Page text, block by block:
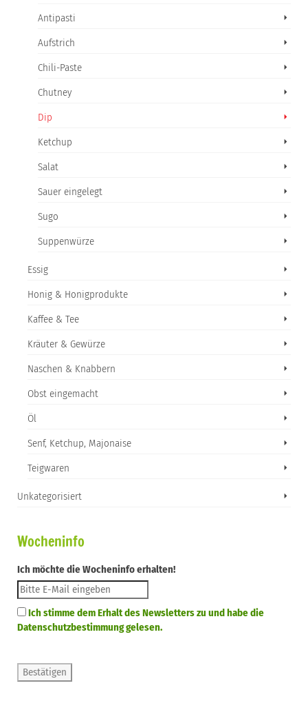
Antipasti
Aufstrich
Chili-Paste
Chutney
Dip
Ketchup
Salat
Sauer eingelegt
Sugo
Suppenwürze
Essig
Honig & Honigprodukte
Kaffee & Tee
Kräuter & Gewürze
Naschen & Knabbern
Obst eingemacht
Öl
Senf, Ketchup, Majonaise
Teigwaren
Unkategorisiert
Wocheninfo
Ich möchte die Wocheninfo erhalten!
Ich stimme dem Erhalt des Newsletters zu und habe die
Datenschutzbestimmung gelesen.